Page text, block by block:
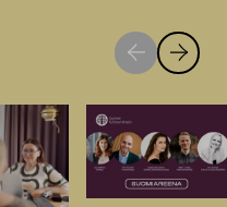
Siirry
seuraavaan
Siirry